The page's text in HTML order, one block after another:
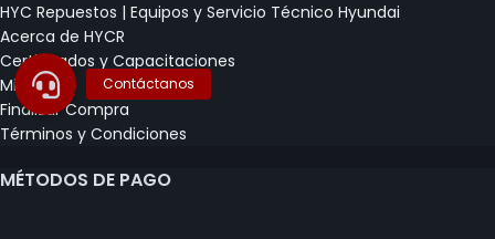
HYC Repuestos | Equipos y Servicio Técnico Hyundai
Acerca de HYCR
Certificados y Capacitaciones
Mi Carrito
Finalizar Compra
Términos y Condiciones
MÉTODOS DE PAGO